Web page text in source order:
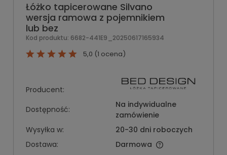
Łóżko tapicerowane Silvano
wersja ramowa z pojemnikiem
lub bez
Kod produktu: 6682-441E9_20250617165934
5,0 (1 ocena)
Producent:
Dostępność:
Na indywidualne
zamówienie
Wysyłka w:
20-30 dni roboczych
Dostawa:
Darmowa